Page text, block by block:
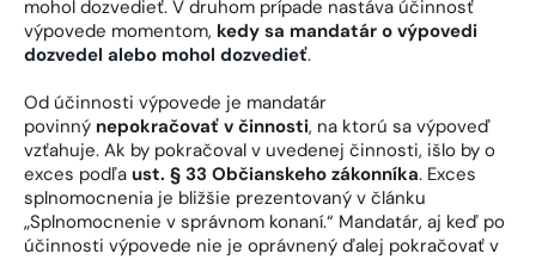
mohol dozvedieť. V druhom prípade nastáva účinnosť
výpovede momentom, kedy sa mandatár o výpovedi
dozvedel alebo mohol dozvedieť.
Od účinnosti výpovede je mandatár
povinný nepokračovať v činnosti, na ktorú sa výpoveď
vzťahuje. Ak by pokračoval v uvedenej činnosti, išlo by o
exces podľa ust. § 33 Občianskeho zákonníka. Exces
splnomocnenia je bližšie prezentovaný v článku
„Splnomocnenie v správnom konaní.“ Mandatár, aj keď po
účinnosti výpovede nie je oprávnený ďalej pokračovať v